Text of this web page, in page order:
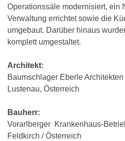
Operationssäle modernisiert, ein
Verwaltung errichtet sowie die
umgebaut. Darüber hinaus
komplett umgestaltet.
Architekt:
Baumschlager Eberle Architekten
Lustenau, Österreich
Bauherr:
Vorarlberger Krankenhaus-
Feldkirch / Österreich